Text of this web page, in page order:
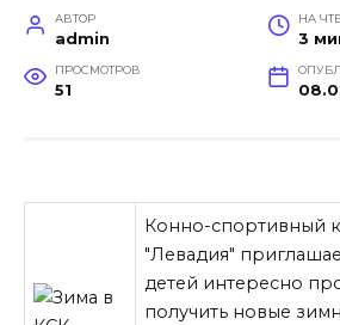
АВТОР
admin
НА
3
ПРОСМОТРОВ
51
Конно-спортивный
"Левадия"
детей интересно
получить новые